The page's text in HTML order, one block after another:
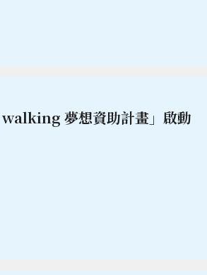
夢想資助計畫」啟動